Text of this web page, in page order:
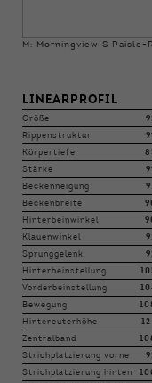
M: Morningview S
LINEARPROFIL
Größe
Rippenstruktur
Körpertiefe
Stärke
Beckenneigung
Beckenbreite
Hinterbeinwinkel
Klauenwinkel
Sprunggelenk
Hinterbeinstellung
Vorderbeinstellung
Bewegung
Hintereuterhöhe
Zentralband
Strichplatzierung vorne
Strichplatzierung hinten